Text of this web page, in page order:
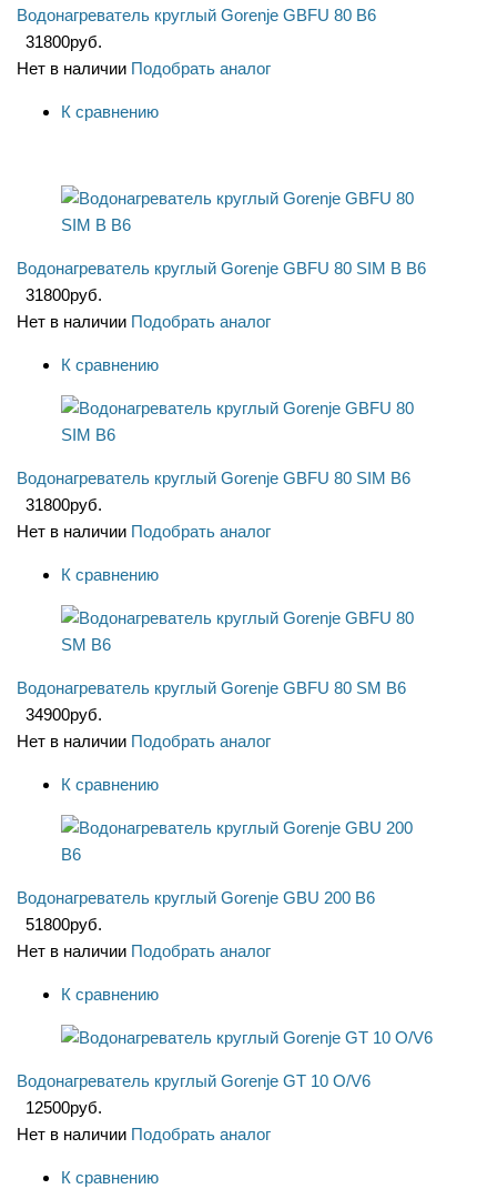
Водонагреватель круглый Gorenje GBFU 80 B6
31800руб.
Нет в наличии Подобрать аналог
К сравнению
Водонагреватель круглый Gorenje GBFU 80 SIM B B6
31800руб.
Нет в наличии Подобрать аналог
К сравнению
Водонагреватель круглый Gorenje GBFU 80 SIM B6
31800руб.
Нет в наличии Подобрать аналог
К сравнению
Водонагреватель круглый Gorenje GBFU 80 SM B6
34900руб.
Нет в наличии Подобрать аналог
К сравнению
Водонагреватель круглый Gorenje GBU 200 B6
51800руб.
Нет в наличии Подобрать аналог
К сравнению
Водонагреватель круглый Gorenje GT 10 O/V6
12500руб.
Нет в наличии Подобрать аналог
К сравнению